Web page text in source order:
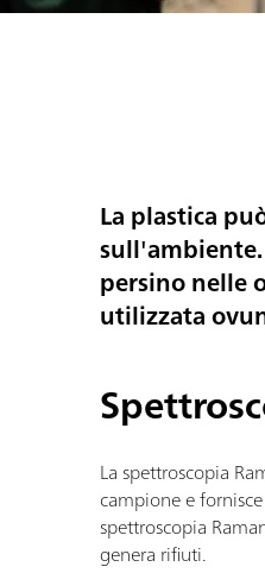
La plastica
persino nelle
utilizzata
La spettroscopia
campione e
spettroscopia
genera rifiuti.